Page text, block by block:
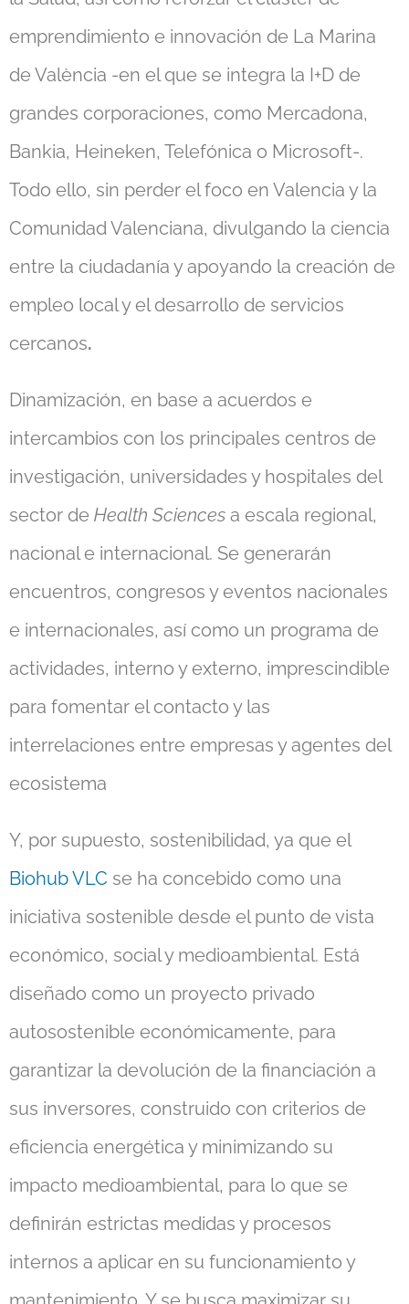
emprendimiento e innovación de La Marina
de València -en el que se integra la I+D de
grandes corporaciones, como Mercadona,
Bankia, Heineken, Telefónica o Microsoft-.
Todo ello, sin perder el foco en Valencia y la
Comunidad Valenciana, divulgando la ciencia
entre la ciudadanía y apoyando la creación de
empleo local y el desarrollo de servicios
cercanos.
Dinamización, en base a acuerdos e
intercambios con los principales centros de
investigación, universidades y hospitales del
sector de Health Sciences a escala regional,
nacional e internacional. Se generarán
encuentros, congresos y eventos nacionales
e internacionales, así como un programa de
actividades, interno y externo, imprescindible
para fomentar el contacto y las
interrelaciones entre empresas y agentes del
ecosistema
Y, por supuesto, sostenibilidad, ya que el
Biohub VLC se ha concebido como una
iniciativa sostenible desde el punto de vista
económico, social y medioambiental. Está
diseñado como un proyecto privado
autosostenible económicamente, para
garantizar la devolución de la financiación a
sus inversores, construido con criterios de
eficiencia energética y minimizando su
impacto medioambiental, para lo que se
definirán estrictas medidas y procesos
internos a aplicar en su funcionamiento y